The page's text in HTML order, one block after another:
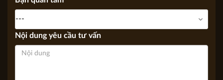
Bạn quan tâm